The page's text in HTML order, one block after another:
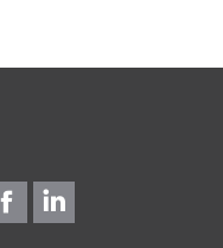
FACEBOOK